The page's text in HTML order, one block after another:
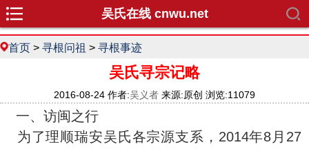
吴氏在线 cnwu.net
首页 > 寻根问祖 > 寻根事迹
吴氏寻宗记略
2016-08-24 作者:吴义者 来源:原创 浏览:11079
一、访闽之行
为了理顺瑞安吴氏各宗源支系，2014年8月27